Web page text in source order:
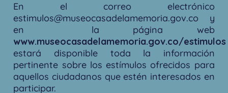
En el correo electrónico
estimulos@museocasadelamemoria.gov.co y
en la página web
www.museocasadelamemoria.gov.co/estimulos
estará disponible toda la información
pertinente sobre los estímulos ofrecidos para
aquellos ciudadanos que estén interesados en
participar.